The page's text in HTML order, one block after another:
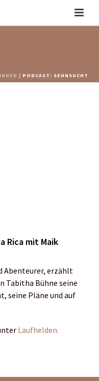
/ PODCAST: SEHNSUCHT
Rica mit Maik
Abenteurer, erzählt
Tabitha Bühne seine
seine Pläne und auf
Laufhelden.